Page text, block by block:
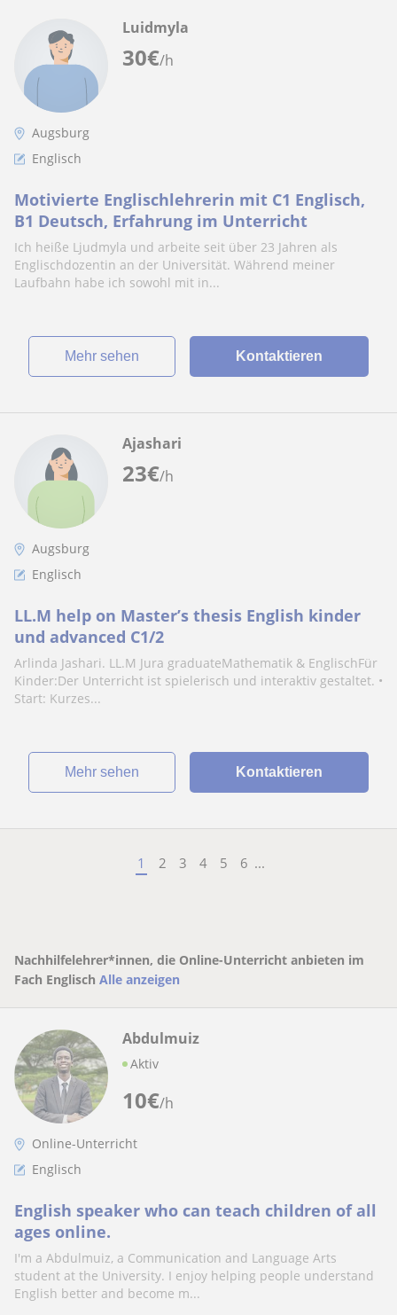
30€/h
Luidmyla
Augsburg
Englisch
Motivierte Englischlehrerin mit C1 Englisch,
B1 Deutsch, Erfahrung im Unterricht
Ich heiße Ljudmyla und arbeite seit über 23 Jahren als
Englischdozentin an der Universität. Während meiner
Laufbahn habe ich sowohl mit in...
Mehr sehen Kontaktieren
23€/h
Ajashari
Augsburg
Englisch
LL.M help on Master’s thesis English kinder
und advanced C1/2
Arlinda Jashari. LL.M Jura graduateMathematik & EnglischFür
Kinder:Der Unterricht ist spielerisch und interaktiv gestaltet. •
Start: Kurzes...
Mehr sehen Kontaktieren
1 2 3 4 5 6 ...
Nachhilfelehrer*innen, die Online-Unterricht anbieten im
Fach Englisch Alle anzeigen
10€/h
Abdulmuiz
Aktiv
Online-Unterricht
Englisch
English speaker who can teach children of all
ages online.
I'm a Abdulmuiz, a Communication and Language Arts
student at the University. I enjoy helping people understand
English better and become m...